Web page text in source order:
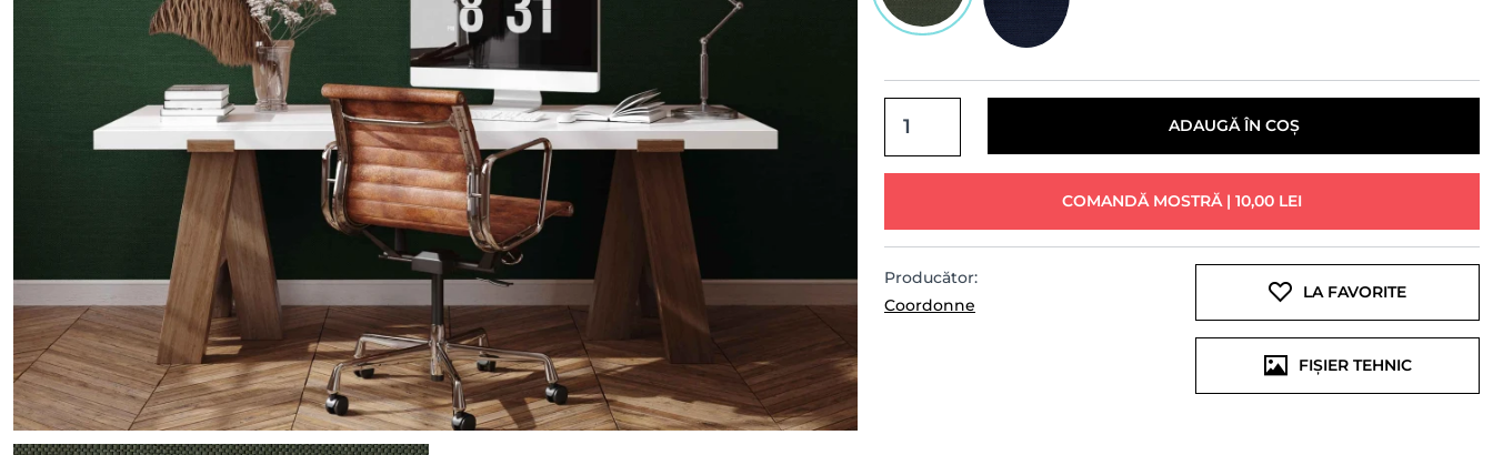
ADAUGĂ ÎN COȘ
COMANDĂ MOSTRĂ | 10,00 LEI
Producător:
Coordonne
LA FAVORITE
FIȘIER TEHNIC